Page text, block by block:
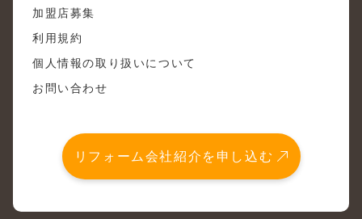
加盟店募集
利用規約
個人情報の取り扱いについて
お問い合わせ
リフォーム会社紹介を申し込む